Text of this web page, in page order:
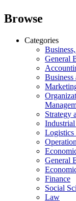
Browse
Categories
General
Business
Strategy
Logistics
General
Finance
Social
Law